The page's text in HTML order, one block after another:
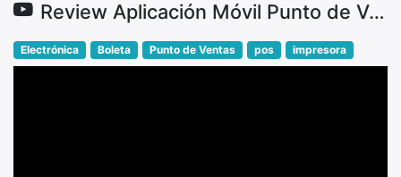
Review Aplicación Móvil Punto de Ventas conexión Bluetooth y WIFI directa
Electrónica Boleta Punto de Ventas pos impresora